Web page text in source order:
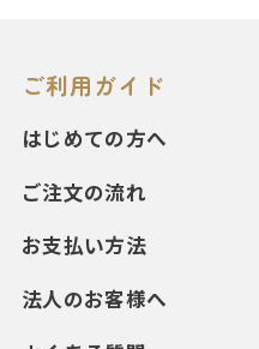
ご利用ガイド
はじめての方へ
ご注文の流れ
お支払い方法
法人のお客様へ